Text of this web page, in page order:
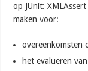
op JUnit:
maken voor:
overeenkomsten
het evalueren